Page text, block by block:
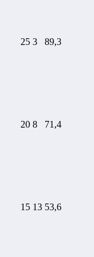
25 3 89,3
20 8 71,4
15 13 53,6